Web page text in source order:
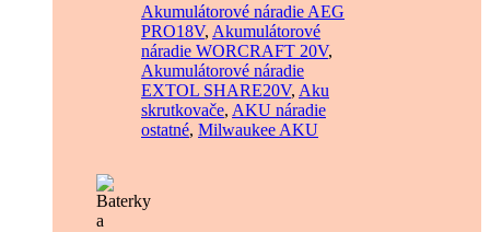
Akumulátorové náradie AEG
PRO18V, Akumulátorové
náradie WORCRAFT 20V,
Akumulátorové náradie
EXTOL SHARE20V, Aku
skrutkovače, AKU náradie
ostatné, Milwaukee AKU